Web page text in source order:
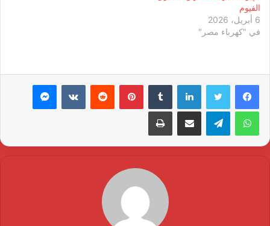
الفيوم
6 أبريل، 2026
في "كهرباء مصر"
لينكدإن بينتيريست ماسنجر
واتساب تيلقرام مشاركة عبر البريد طباعة